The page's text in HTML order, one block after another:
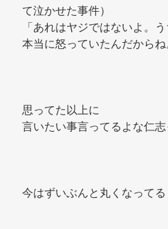
て泣かせた事件）
「あれはヤジではないよ。
本当に怒っていたんだから
思ってた以上に
言いたい事言ってるよな仁
今はずいぶんと丸くなってる